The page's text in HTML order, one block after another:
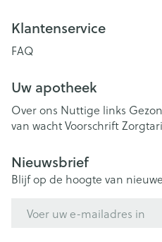
Klantenservice
FAQ
Uw apotheek
Over ons Nuttige links
van wachtVoorschrift
Nieuwsbrief
Blijf op de hoogte van